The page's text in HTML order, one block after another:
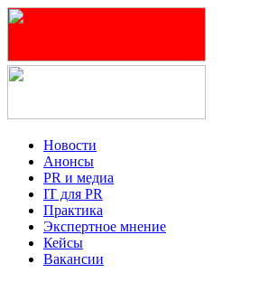
Новости
Анонсы
PR и медиа
IT для PR
Практика
Экспертное мнение
Кейсы
Вакансии